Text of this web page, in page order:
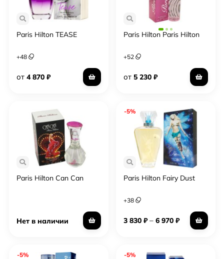
Paris Hilton TEASE
+48
от 4 870 ₽
Paris Hilton Paris Hilton
+52
от 5 230 ₽
Paris Hilton Can Can
Нет в наличии
-5%
Paris Hilton Fairy Dust
+38
3 830 ₽– 6 970 ₽
-5% -5%